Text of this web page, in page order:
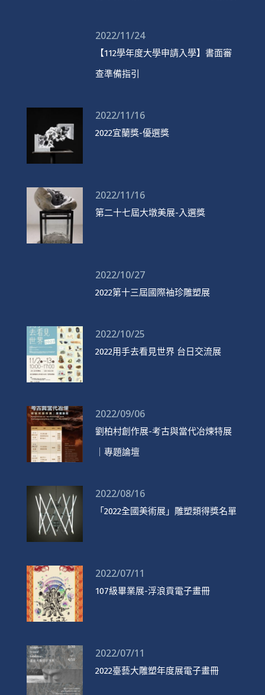
2022/11/24
【112學年度大學申請入學】書面審
查準備指引
2022/11/16
2022宜蘭獎-優選獎
2022/11/16
第二十七屆大墩美展-入選獎
2022/10/27
2022第十三屆國際袖珍雕塑展
2022/10/25
2022用手去看見世界 台日交流展
2022/09/06
劉柏村創作展-考古與當代冶煉特展
｜專題論壇
2022/08/16
「2022全國美術展」雕塑類得獎名單
2022/07/11
107級畢業展-浮浪貢電子畫冊
2022/07/11
2022臺藝大雕塑年度展電子畫冊